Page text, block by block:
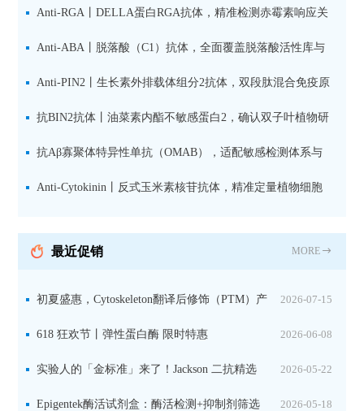
Anti-RGA丨DELLA蛋白RGA抗体，精准检测赤霉素响应关
键抑制因子
Anti-ABA丨脱落酸（C1）抗体，全面覆盖脱落酸活性库与
储存库
Anti-PIN2丨生长素外排载体组分2抗体，双段肽混合免疫原
设计方案
抗BIN2抗体丨油菜素内酯不敏感蛋白2，确认双子叶植物研
究数据特异性
抗Aβ寡聚体特异性单抗（OMAB），适配敏感检测体系与
活细胞实验
Anti-Cytokinin丨反式玉米素核苷抗体，精准定量植物细胞
最近促销 MORE
2026-07-15
初夏盛惠，Cytoskeleton翻译后修饰（PTM）产
品线放价啦！ 2026-06-08
618 狂欢节丨弹性蛋白酶 限时特惠
2026-05-22
实验人的「金标准」来了！Jackson 二抗精选
限时一口价，手慢无！ 2026-05-18
Epigentek酶活试剂盒：酶活检测+抑制剂筛选